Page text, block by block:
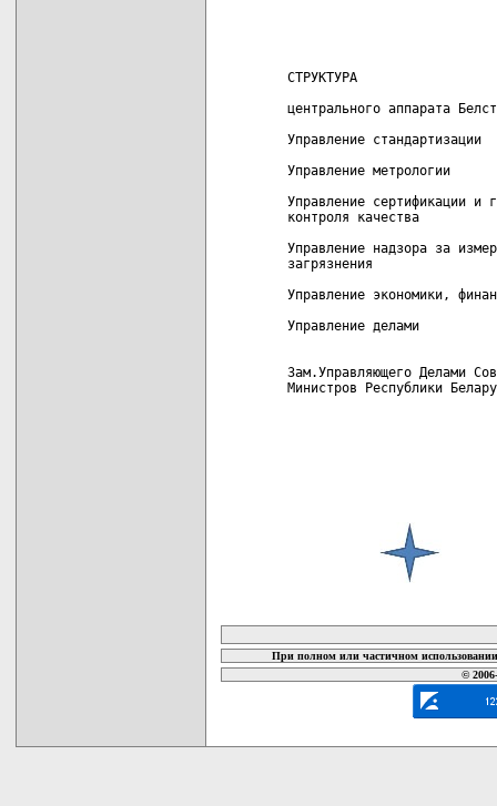
СТРУКТУРА
центрального аппарата
Управление стандартизации
Управление метрологии
Управление сертификации и
контроля качества
Управление надзора за
загрязнения
Управление экономики,
Управление делами
Зам.Управляющего Делами
Министров Республики
При полном или частичном
©